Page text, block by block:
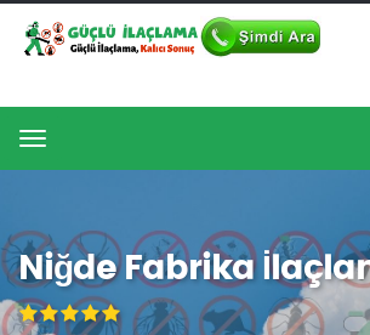
Menu
Niğde Fabrika